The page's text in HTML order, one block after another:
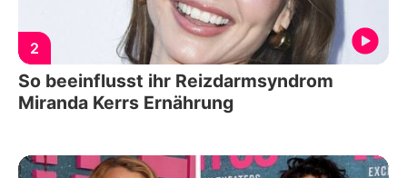
2
So beeinflusst ihr Reizdarmsyndrom
Miranda Kerrs Ernährung